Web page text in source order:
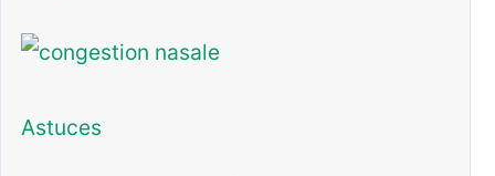
Astuces